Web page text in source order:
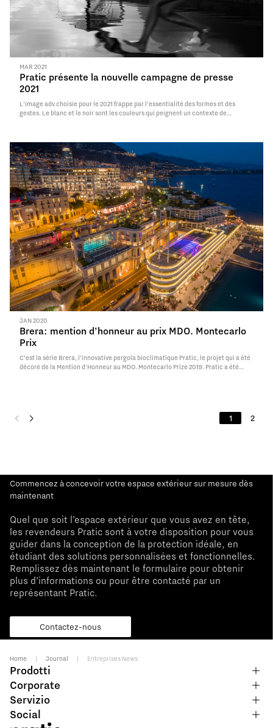
MAR 2021
Pratic présente la nouvelle campagne de presse
2021
L’image adv choisie pour le 2021 frappe par l’essentialité des formes et des
gestes. Le blanc et le noir sont les couleurs qui peignent un contexte de
JAN 2020
Brera: mention d’honneur au prix MDO. Montecarlo
Prix
C’est la série Brera, l’innovative pergola bioclimatique Pratic, le projet qui a été
décoré de la Mention d’Honneur au MDO. Montecarlo Prize 2019. Pratic a été
1 2
Commencez à concevoir votre espace extérieur sur mesure dès
maintenant
Quel que soit l’espace extérieur que vous avez en tête,
les revendeurs Pratic sont à votre disposition pour vous
guider dans la conception de la protection idéale, en
étudiant des solutions personnalisées et fonctionnelles.
Remplissez dès maintenant le formulaire pour obtenir
plus d’informations ou pour être contacté par un
représentant Pratic.
Contactez-nous
Home | Journal | Entreprises News
Prodotti
Corporate
Servizio
Social